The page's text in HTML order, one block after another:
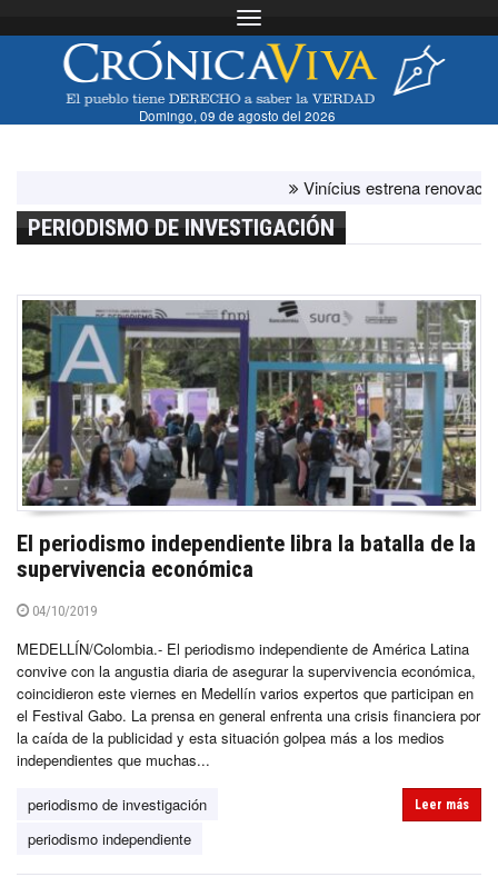
Toggle navigation
Domingo, 09 de agosto del 2026
Vinícius estrena renovación
PERIODISMO DE INVESTIGACIÓN
El periodismo independiente libra la batalla de la
supervivencia económica
04/10/2019
MEDELLÍN/Colombia.- El periodismo independiente de América Latina
convive con la angustia diaria de asegurar la supervivencia económica,
coincidieron este viernes en Medellín varios expertos que participan en
el Festival Gabo. La prensa en general enfrenta una crisis financiera por
la caída de la publicidad y esta situación golpea más a los medios
independientes que muchas...
periodismo de investigación
periodismo independiente
Leer más